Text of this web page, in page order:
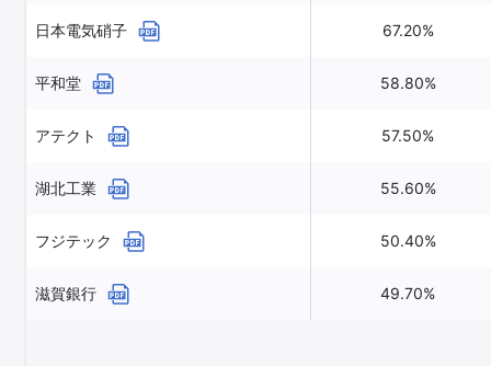
日本電気硝子 67.20%
平和堂 58.80%
アテクト 57.50%
湖北工業 55.60%
フジテック 50.40%
滋賀銀行 49.70%